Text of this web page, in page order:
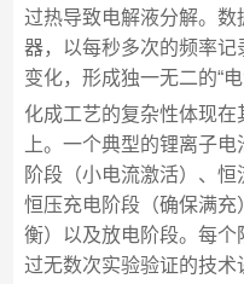
过热导致电解液分解。
器，以每秒多次的频率
变化，形成独一无二的“电
化成工艺的复杂性体现
上。一个典型的锂离子
阶段（小电流激活）、恒
恒压充电阶段（确保满
衡）以及放电阶段。每
过无数次实验验证的技